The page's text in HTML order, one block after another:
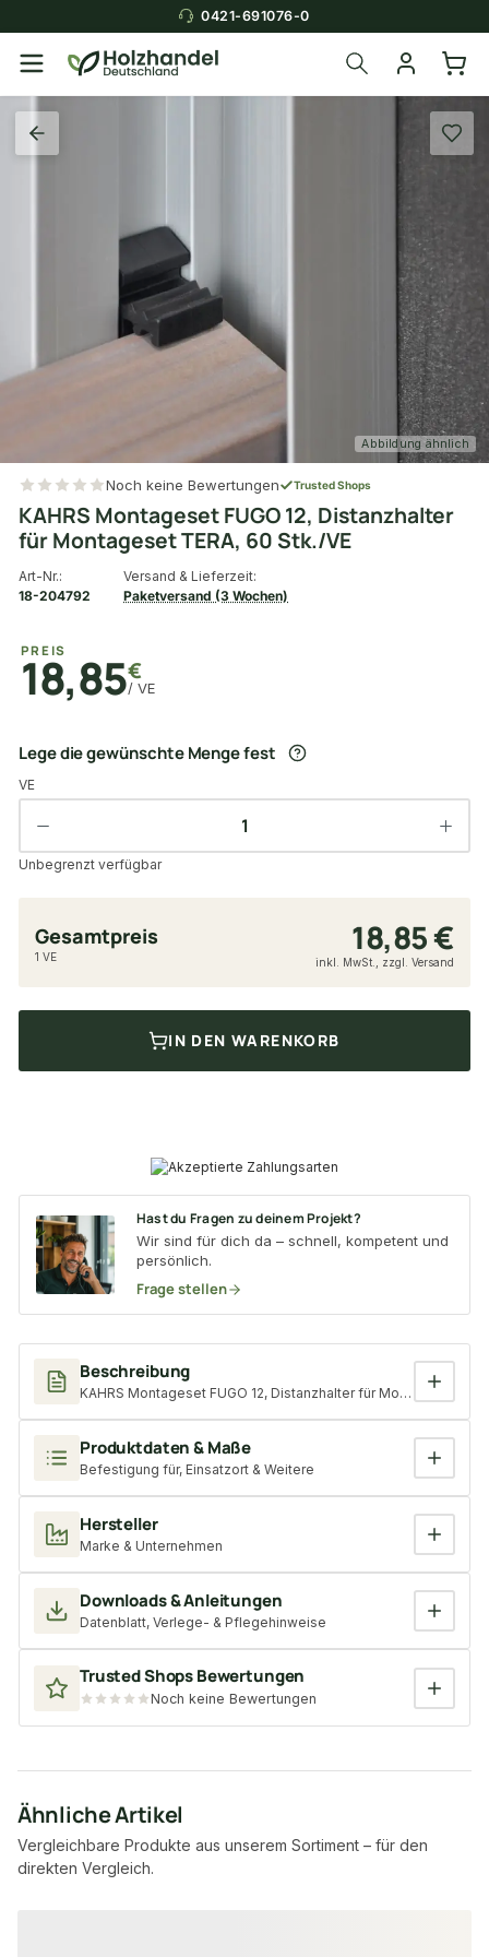
0421-691076-0
Abbildung ähnlich
Beschreibung
KAHRS Montageset FUGO 12, Distanzhalter für Montageset
Produktdaten & Maße
Befestigung für, Einsatzort & Weitere
Hersteller
Marke & Unternehmen
Downloads & Anleitungen
Datenblatt, Verlege- & Pflegehinweise
Trusted Shops Bewertungen
Noch keine Bewertungen
Noch keine Bewertungen Trusted Shops
KAHRS Montageset FUGO 12, Distanzhalter
für Montageset TERA, 60 Stk./VE
Art-Nr.:
18-204792
Versand & Lieferzeit:
Paketversand (3 Wochen)
PREIS
18,85€
/ VE
Lege die gewünschte Menge fest
VE
Unbegrenzt verfügbar
Gesamtpreis 18,85 €
1 VE inkl. MwSt., zzgl. Versand
IN DEN WARENKORB
Hast du Fragen zu deinem Projekt?
Wir sind für dich da – schnell, kompetent und
persönlich.
Frage stellen
Ähnliche Artikel
Vergleichbare Produkte aus unserem Sortiment – für den
direkten Vergleich.